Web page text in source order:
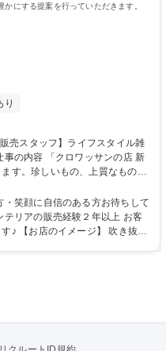
にする提案を行っていただきます。
り
す。珍しいもの、上質なもの、
にする提案を行っていただきま
ン」から派生して誕生。常に愛
続けてきました。輸入雑貨や全
笑顔に自信のある方お待ちして
リアの販売経験２年以上 お客
抜け